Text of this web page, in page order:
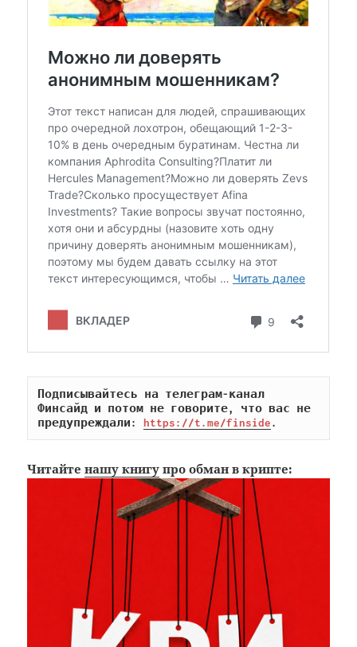
Подписывайтесь на телеграм-канал
Финсайд и потом не говорите, что вас не
предупреждали: https://t.me/finside.
Читайтенашу книгу про обман в крипте: